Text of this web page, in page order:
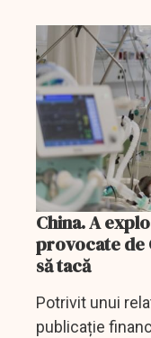
China. A
provocate de
să tacă
Potrivit unui
publicație